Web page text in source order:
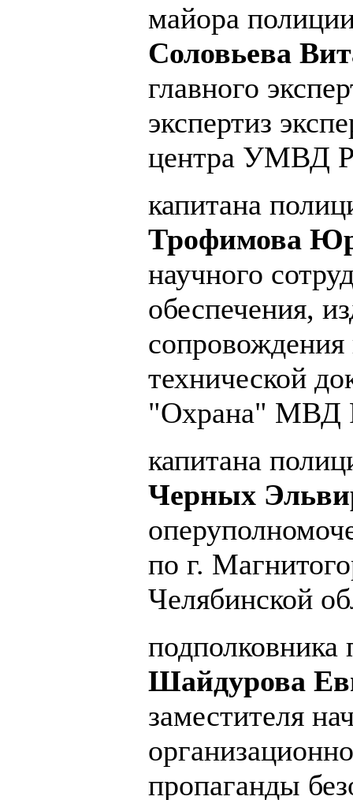
майора
Соловьева
главного
экспертиз
центра УМВД
капитана
Трофимова
научного
обеспечения,
сопровождения
технической
"Охрана" МВД
капитана
Черных
по г.
Челябинской
подполковника
Шайдурова
заместителя
пропаганды